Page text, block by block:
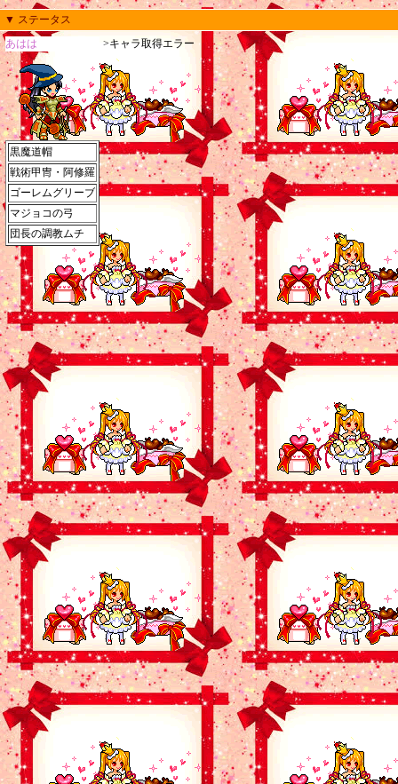
▼ ステータス
あはは
黒魔道帽
戦術甲冑・阿修羅
ゴーレムグリーブ
マジョコの弓
団長の調教ムチ
>キャラ取得エラー